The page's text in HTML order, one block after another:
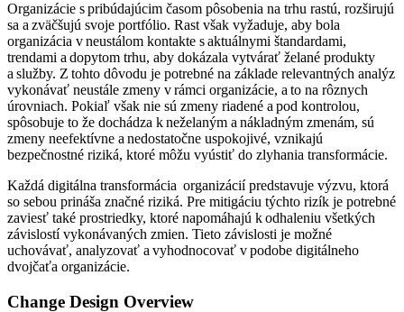
Organizácie s pribúdajúcim časom pôsobenia na trhu rastú, rozširujú
sa a zväčšujú svoje portfólio. Rast však vyžaduje, aby bola
organizácia v neustálom kontakte s aktuálnymi štandardami,
trendami a dopytom trhu, aby dokázala vytvárať želané produkty
a služby. Z tohto dôvodu je potrebné na základe relevantných analýz
vykonávať neustále zmeny v rámci organizácie, a to na rôznych
úrovniach. Pokiaľ však nie sú zmeny riadené a pod kontrolou,
spôsobuje to že dochádza k neželaným a nákladným zmenám, sú
zmeny neefektívne a nedostatočne uspokojivé, vznikajú
bezpečnostné riziká, ktoré môžu vyústiť do zlyhania transformácie.
Každá digitálna transformácia organizácií predstavuje výzvu, ktorá
so sebou prináša značné riziká. Pre mitigáciu týchto rizík je potrebné
zaviesť také prostriedky, ktoré napomáhajú k odhaleniu všetkých
závislostí vykonávaných zmien. Tieto závislosti je možné
uchovávať, analyzovať a vyhodnocovať v podobe digitálneho
dvojčaťa organizácie.
Change Design Overview